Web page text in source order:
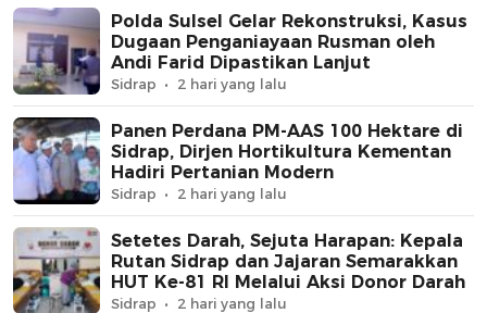
Polda Sulsel Gelar Rekonstruksi, Kasus
Dugaan Penganiayaan Rusman oleh
Andi Farid Dipastikan Lanjut
Sidrap 2 hari yang lalu
Panen Perdana PM-AAS 100 Hektare di
Sidrap, Dirjen Hortikultura Kementan
Hadiri Pertanian Modern
Sidrap 2 hari yang lalu
Setetes Darah, Sejuta Harapan: Kepala
Rutan Sidrap dan Jajaran Semarakkan
HUT Ke-81 RI Melalui Aksi Donor Darah
Sidrap 2 hari yang lalu